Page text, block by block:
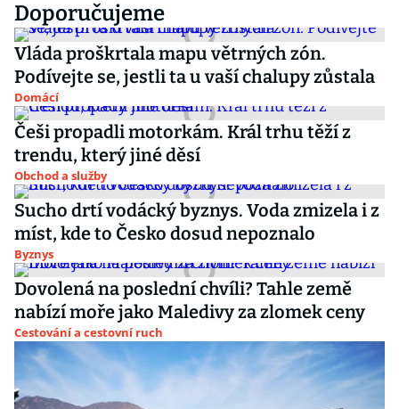
Doporučujeme
Vláda proškrtala mapu větrných zón.
Podívejte se, jestli ta u vaší chalupy zůstala
Domácí
Češi propadli motorkám. Král trhu těží z
trendu, který jiné děsí
Obchod a služby
Sucho drtí vodácký byznys. Voda zmizela i z
míst, kde to Česko dosud nepoznalo
Byznys
Dovolená na poslední chvíli? Tahle země
nabízí moře jako Maledivy za zlomek ceny
Cestování a cestovní ruch